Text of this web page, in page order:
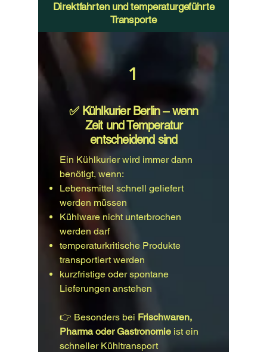
Direktfahrten und temperaturgeführte
Transporte
1
​✅ Kühlkurier Berlin – wenn
Zeit und Temperatur
entscheidend sind
Ein Kühlkurier wird immer dann
benötigt, wenn:
Lebensmittel schnell geliefert
werden müssen
Kühlware nicht unterbrochen
werden darf
temperaturkritische Produkte
transportiert werden
kurzfristige oder spontane
Lieferungen anstehen
👉 Besonders bei Frischwaren,
Pharma oder Gastronomie ist ein
schneller Kühltransport